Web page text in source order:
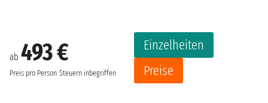
ab 493 €
Preis pro Person Steuern inbegriffen
Einzelheiten
Preise